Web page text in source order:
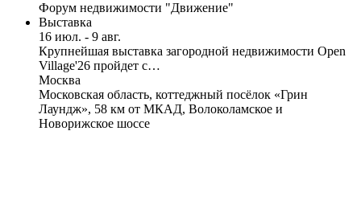
Форум недвижимости "Движение"
Выставка
16 июл. - 9 авг.
Крупнейшая выставка загородной недвижимости Open
Village'26 пройдет с…
Москва
Московская область, коттеджный посёлок «Грин
Лаундж», 58 км от МКАД, Волоколамское и
Новорижское шоссе